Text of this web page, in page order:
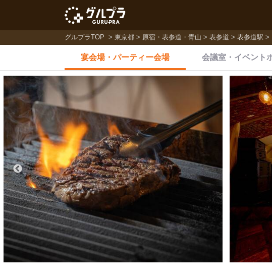
グルプラTOP 東京都 原宿・表参道・青山 表参道 表参道駅
宴会場・パーティー会場 会議室・ イベント